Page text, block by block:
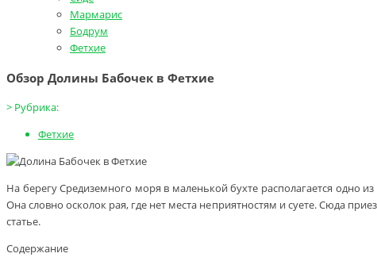
Мармарис
Бодрум
Фетхие
Обзор Долины Бабочек в Фетхие
> Рубрика:
Фетхие
На берегу Средиземного моря в маленькой бухте располагается одно
Она словно осколок рая, где нет места неприятностям и суете. Сюда
статье.
Содержание